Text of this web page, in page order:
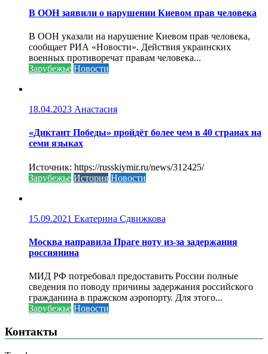
В ООН заявили о нарушении Киевом прав человека
В ООН указали на нарушение Киевом прав человека,
сообщает РИА «Новости». Действия украинских
военных противоречат правам человека...
Зарубежье Новости
18.04.2023 Анастасия
«Диктант Победы» пройдёт более чем в 40 странах на
семи языках
Источник: https://russkiymir.ru/news/312425/
Зарубежье История Новости
15.09.2021 Екатерина Сдвижкова
Москва направила Праге ноту из-за задержания
россиянина
МИД РФ потребовал предоставить России полные
сведения по поводу причины задержания российского
гражданина в пражском аэропорту. Для этого...
Зарубежье Новости
Контакты